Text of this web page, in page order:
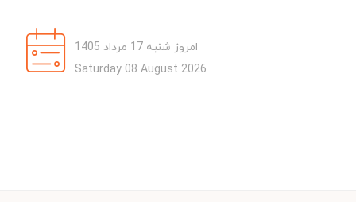
امروز شنبه 17 مرداد 1405
Saturday 08 August 2026